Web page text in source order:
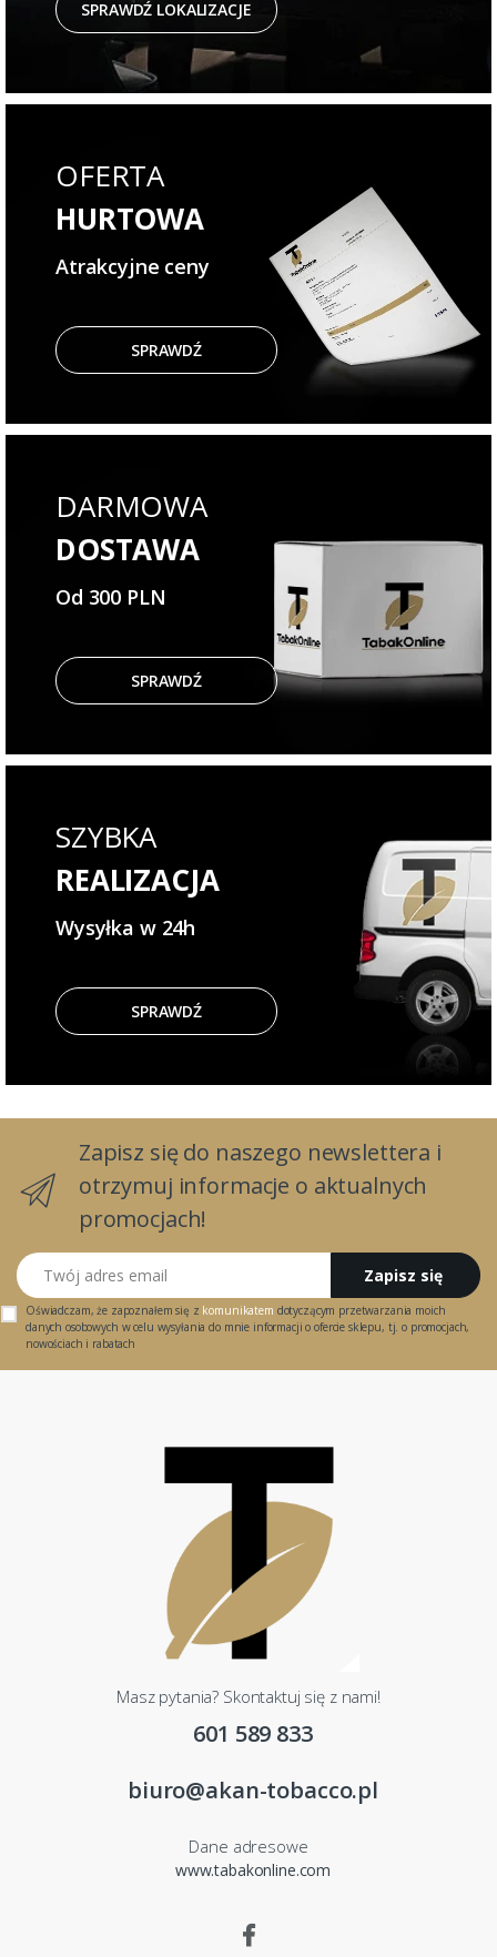
SPRAWDŹ LOKALIZACJE
OFERTA
HURTOWA
Atrakcyjne ceny
SPRAWDŹ
DARMOWA
DOSTAWA
Od 300 PLN
SPRAWDŹ
SZYBKA
REALIZACJA
Wysyłka w 24h
SPRAWDŹ
Zapisz się do naszego newslettera i
otrzymuj informacje o aktualnych
promocjach!
Twój adres email
Zapisz się
Oświadczam, że zapoznałem się z komunikatem dotyczącym przetwarzania moich
danych osobowych w celu wysyłania do mnie informacji o ofercie sklepu, tj. o promocjach,
nowościach i rabatach
Masz pytania? Skontaktuj się z nami!
601 589 833
biuro@akan-tobacco.pl
Dane adresowe
www.tabakonline.com